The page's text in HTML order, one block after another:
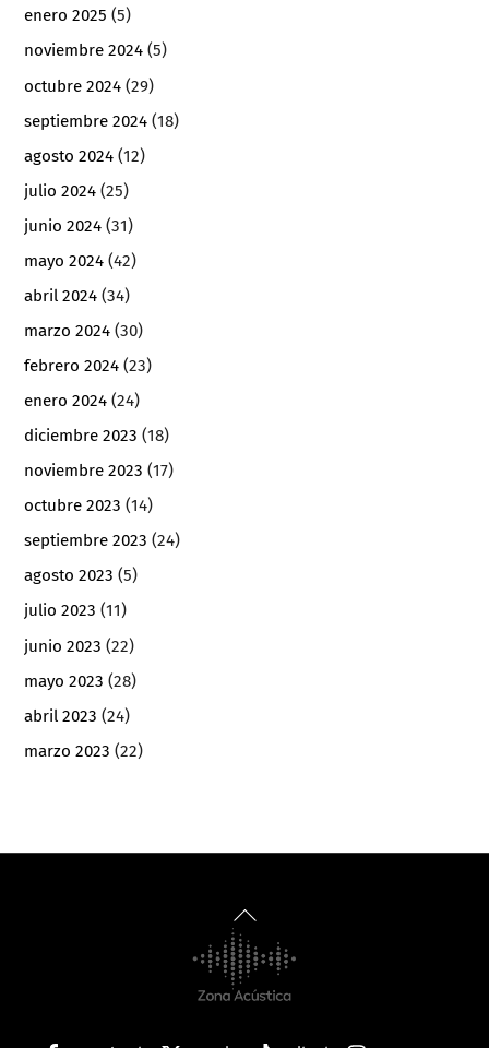
enero 2025 (5)
noviembre 2024 (5)
octubre 2024 (29)
septiembre 2024 (18)
agosto 2024 (12)
julio 2024 (25)
junio 2024 (31)
mayo 2024 (42)
abril 2024 (34)
marzo 2024 (30)
febrero 2024 (23)
enero 2024 (24)
diciembre 2023 (18)
noviembre 2023 (17)
octubre 2023 (14)
septiembre 2023 (24)
agosto 2023 (5)
julio 2023 (11)
junio 2023 (22)
mayo 2023 (28)
abril 2023 (24)
marzo 2023 (22)
Back
To
Top